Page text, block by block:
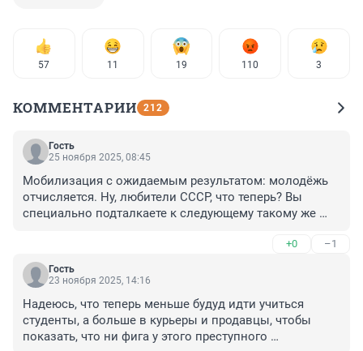
57 11 19 110 3
КОММЕНТАРИИ 212
Гость
25 ноября 2025, 08:45
Мобилизация с ожидаемым результатом: молодёжь
отчисляется. Ну, любители СССР, что теперь? Вы
специально подталкаете к следующему такому же
+0 –1
Гость
23 ноября 2025, 14:16
Надеюсь, что теперь меньше будуд идти учиться
студенты, а больше в курьеры и продавцы, чтобы
показать, что ни фига у этого преступного